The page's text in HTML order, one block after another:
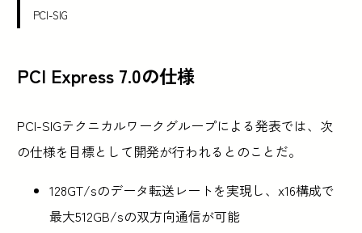
PCI-SIG
PCI Express 7.0の仕様
PCI-SIGテクニカルワークグループによる発表では、次
の仕様を目標として開発が行われるとのことだ。
128GT/sのデータ転送レートを実現し、x16構成で
最大512GB/sの双方向通信が可能